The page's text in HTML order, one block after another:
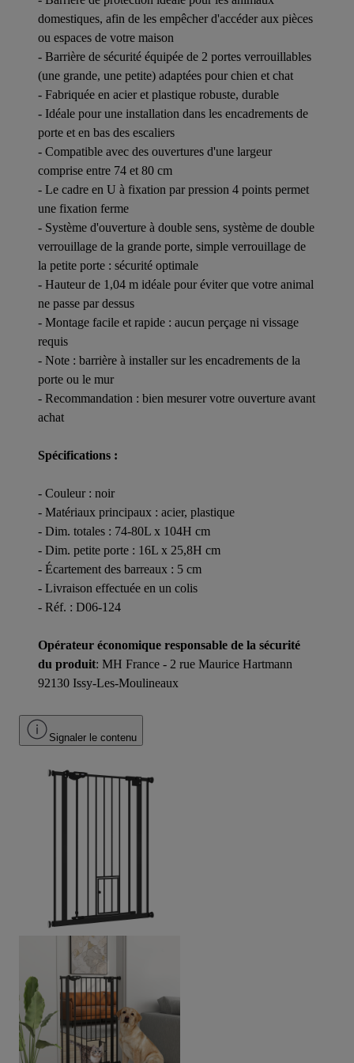
domestiques, afin de les empêcher d'accéder aux pièces
ou espaces de votre maison
- Barrière de sécurité équipée de 2 portes verrouillables
(une grande, une petite) adaptées pour chien et chat
- Fabriquée en acier et plastique robuste, durable
- Idéale pour une installation dans les encadrements de
porte et en bas des escaliers
- Compatible avec des ouvertures d'une largeur
comprise entre 74 et 80 cm
- Le cadre en U à fixation par pression 4 points permet
une fixation ferme
- Système d'ouverture à double sens, système de double
verrouillage de la grande porte, simple verrouillage de
la petite porte : sécurité optimale
- Hauteur de 1,04 m idéale pour éviter que votre animal
ne passe par dessus
- Montage facile et rapide : aucun perçage ni vissage
requis
- Note : barrière à installer sur les encadrements de la
porte ou le mur
- Recommandation : bien mesurer votre ouverture avant
achat
Spécifications :
- Couleur : noir
- Matériaux principaux : acier, plastique
- Dim. totales : 74-80L x 104H cm
- Dim. petite porte : 16L x 25,8H cm
- Écartement des barreaux : 5 cm
- Livraison effectuée en un colis
- Réf. : D06-124
Opérateur économique responsable de la sécurité
du produit: MH France - 2 rue Maurice Hartmann
92130 Issy-Les-Moulineaux
Signaler le contenu